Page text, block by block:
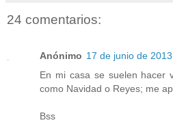
24 comentarios:
Anónimo 17 de junio de
En mi casa se suelen hacer
como Navidad o Reyes; me
Bss